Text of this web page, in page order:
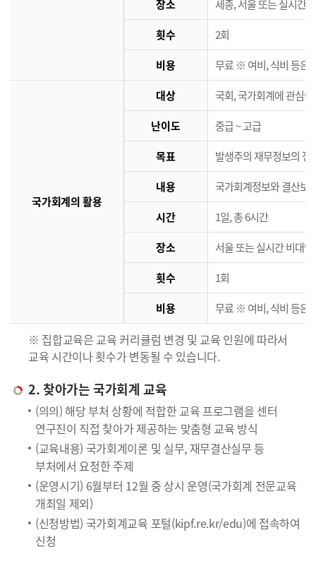
장소 세종, 서울 또는 실시간
횟수 2회
비용 무료 ※ 여비, 식비 등은
국가회계의 활용
대상 국회, 국가회계에 관심
난이도 중급 ~ 고급
목표 발생주의 재무정보의 정
내용 국가회계정보와 결산보
시간 1일, 총 6시간
장소 서울 또는 실시간 비대
횟수 1회
비용 무료 ※ 여비, 식비 등은
※ 집합교육은 교육 커리큘럼 변경 및 교육 인원에 따라서
교육 시간이나 횟수가 변동될 수 있습니다.
2. 찾아가는 국가회계 교육
(의의) 해당 부처 상황에 적합한 교육 프로그램을 센터
연구진이 직접 찾아가 제공하는 맞춤형 교육 방식
(교육내용) 국가회계이론 및 실무, 재무결산실무 등
부처에서 요청한 주제
(운영시기) 6월부터 12월 중 상시 운영(국가회계 전문교육
개최일 제외)
(신청방법) 국가회계교육 포털(kipf.re.kr/edu)에 접속하여
신청